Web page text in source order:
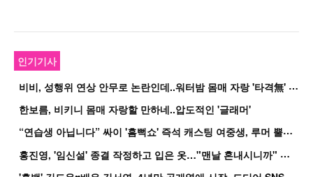
인기기사
비
비, 성행위 연상 안무로 논란인데..워터밤 몸매 자랑 '타격無' 근황
한보름, 비키니 몸매 자랑할 만하네..압도적인 '글래머'
“
연습생 아닙니다” 싸이 '흠뻑쇼' 즉석 캐스팅 여중생, 루머 뿔났다[Oh!쎈 이...
홍
진영, '임신설' 종결 작정하고 입은 옷…"맨날 혼내시니까" 억울